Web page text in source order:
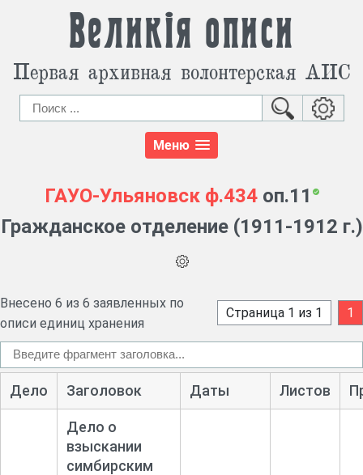
Великія описи
Первая архивная волонтерская АИС
Меню
ГАУО-Ульяновск ф.434оп.11
Гражданское отделение (1911-1912 г.)
Внесено 6 из 6 заявленных по
описи единиц хранения
Страница 1 из 1 1
Дело Заголовок Даты Листов
Дело о
взыскании
симбирским